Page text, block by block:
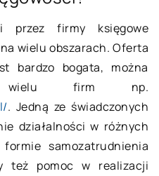
przez firmy księgowe
wielu obszarach. Oferta
bardzo bogata, można
wielu firm np.
. Jedną ze świadczonych
działalności w różnych
samozatrudnienia
też pomoc w realizacji